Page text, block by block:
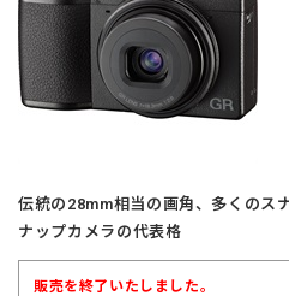
伝統の28mm相当の画角、多くのス
ナップカメラの代表格
販売を終了いたしました。